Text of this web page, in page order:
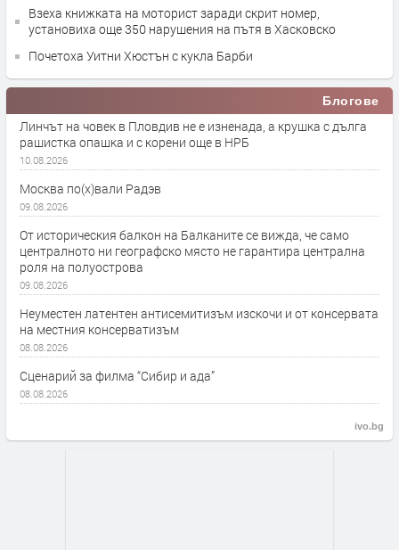
Взеха книжката на моторист заради скрит номер,
установиха още 350 нарушения на пътя в Хасковско
Почетоха Уитни Хюстън с кукла Барби
Блогове
Линчът на човек в Пловдив не е изненада, а крушка с дълга
рашистка опашка и с корени още в НРБ
10.08.2026
Москва по(х)вали Радэв
09.08.2026
От историческия балкон на Балканите се вижда, че само
централното ни географско място не гарантира централна
роля на полуострова
09.08.2026
Неуместен латентен антисемитизъм изскочи и от консервата
на местния консерватизъм
08.08.2026
Сценарий за филма “Сибир и ада”
08.08.2026
ivo.bg